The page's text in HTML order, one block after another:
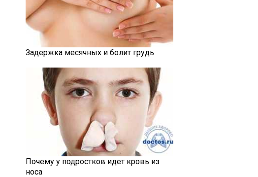
Задержка месячных и болит грудь
Почему у подростков идет кровь из
носа